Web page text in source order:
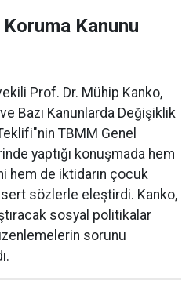
Kanunu
Prof. Dr. Mühip Kanko,
Bazı Kanunlarda Değişiklik
TBMM Genel
yaptığı konuşmada hem
hem de iktidarın çocuk
sert sözlerle eleştirdi. Kanko,
sosyal politikalar
sorunu